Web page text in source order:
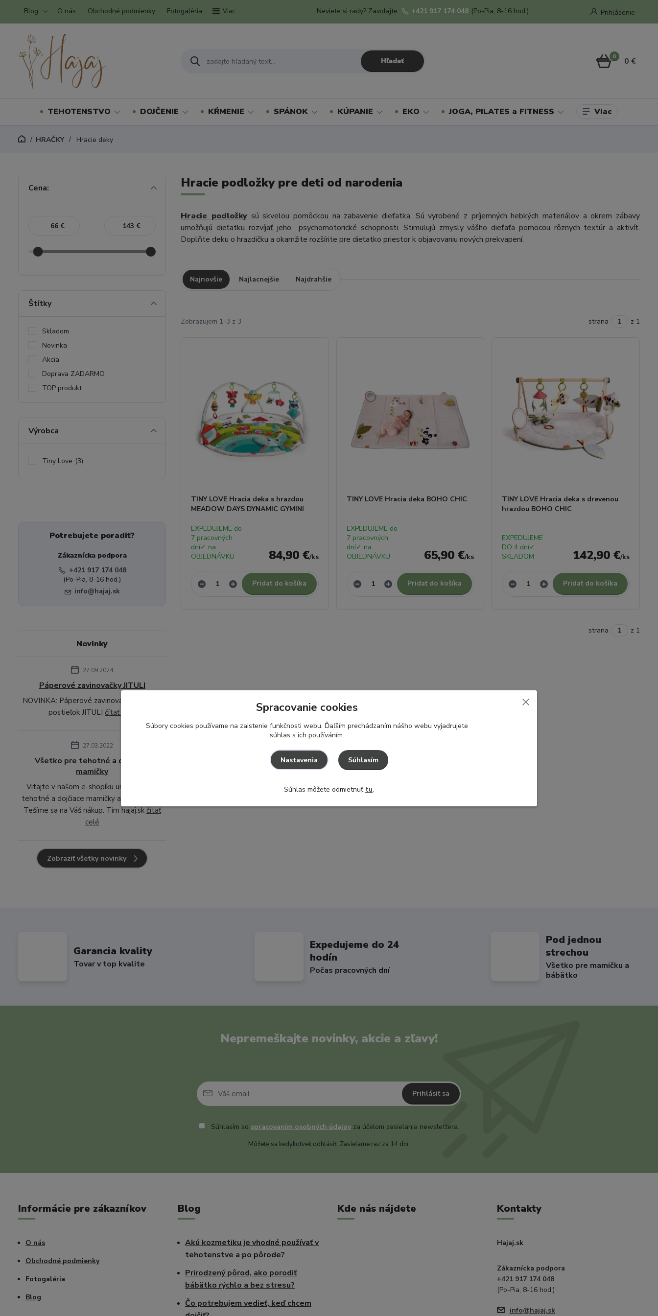
Blog O nás Obchodné podmienky Fotogaléria Viac Prihlásenie
Hľadať
Neviete si rady? Zavolajte. +421 917 174 048 (Po-Pia, 8-16 hod.)
0 0 €
TEHOTENSTVO DOJČENIE KŔMENIE SPÁNOK KÚPANIE EKO JOGA, PILATES a FITNESS Viac
HRAČKY Hracie deky
Hracie podložky pre deti od narodenia
Hracie podložky sú skvelou pomôckou na zabavenie dieťatka. Sú vyrobené z príjemných hebkých materiálov a okrem zábavy
umožňujú dieťatku rozvíjať jeho psychomotorické schopnosti. Stimulujú zmysly vášho dieťaťa pomocou rôznych textúr a aktivít.
Doplňte deku o hrazdičku a okamžite rozšírite pre dieťatko priestor k objavovaniu nových prekvapení.
Najnovšie Najlacnejšie Najdrahšie
Zobrazujem 1-3 z 3 strana z 1
TINY LOVE Hracia deka s hrazdou
MEADOW DAYS DYNAMIC GYMINI
84,90 €/ks
EXPEDUJEME do
7 pracovných
dní✓ na
OBJEDNÁVKU
Pridať do košíka
TINY LOVE Hracia deka BOHO CHIC
65,90 €/ks
EXPEDUJEME do
7 pracovných
dní✓ na
OBJEDNÁVKU
Pridať do košíka
TINY LOVE Hracia deka s drevenou
hrazdou BOHO CHIC
142,90 €/ks
EXPEDUJEME
DO 4 dní✓
SKLADOM
Pridať do košíka
strana z 1
Cena:
€ €
Štítky
Skladom
Novinka
Akcia
Doprava ZADARMO
TOP produkt
Výrobca
Tiny Love (3)
Potrebujete poradiť?
Zákaznícka podpora
+421 917 174 048
(Po-Pia, 8-16 hod.)
info@hajaj.sk
Novinky
27.09.2024
Páperové zavinovačky JITULI
NOVINKA: Páperové zavinovačky sady do
postieľok JITULIčítať celé
27.03.2022
Všetko pre tehotné a dojčiace
mamičky
Vitajte v našom e-shopíku určenom pre
tehotné a dojčiace mamičky a ich bábätka.
Tešíme sa na Váš nákup. Tím hajaj.sk čítať
celé
Zobraziť všetky novinky
Garancia kvality
Tovar v top kvalite
Expedujeme do 24
hodín
Počas pracovných dní
Pod jednou
strechou
Všetko pre mamičku a
bábätko
Nepremeškajte novinky, akcie a zľavy!
Prihlásiť sa
Súhlasím so spracovaním osobných údajov za účelom zasielania newslettera.
Môžete sa kedykoľvek odhlásiť. Zasielame raz za 14 dní.
Informácie pre zákazníkov
O nás
Obchodné podmienky
Fotogaléria
Blog
Blog
Akú kozmetiku je vhodné používať v
tehotenstve a po pôrode?
Prirodzený pôrod, ako porodiť
bábätko rýchlo a bez stresu?
Čo potrebujem vedieť, keď chcem
Kde nás nájdete Kontakty
Hajaj.sk
Zákaznícka podpora
+421 917 174 048
(Po-Pia, 8-16 hod.)
info@hajaj.sk
Spracovanie cookies
Súbory cookies používame na zaistenie funkčnosti webu. Ďaľším prechádzaním nášho webu vyjadrujete
súhlas s ich používáním.
Nastavenia Súhlasím
Súhlas môžete odmietnuť tu.